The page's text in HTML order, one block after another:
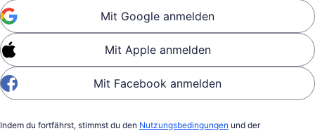
Mit Google anmelden
Mit Apple anmelden
Mit Facebook anmelden
Indem du fortfährst, stimmst du den Nutzungsbedingungen und der